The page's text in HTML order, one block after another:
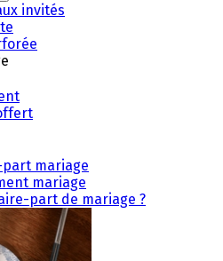
invités
mariage
mariage
part de mariage ?